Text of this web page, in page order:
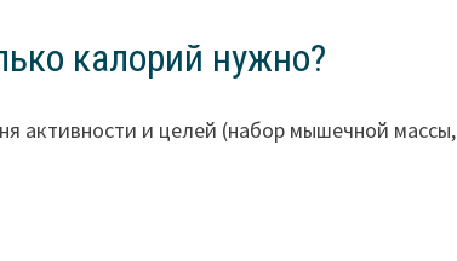
калорий нужно?
активности и целей (набор мышечной массы,